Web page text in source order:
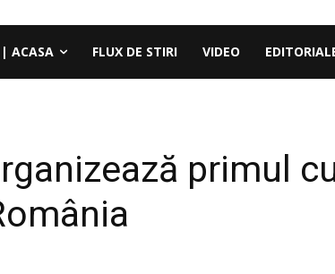
ACASA FLUX DE STIRI VIDEO
primul